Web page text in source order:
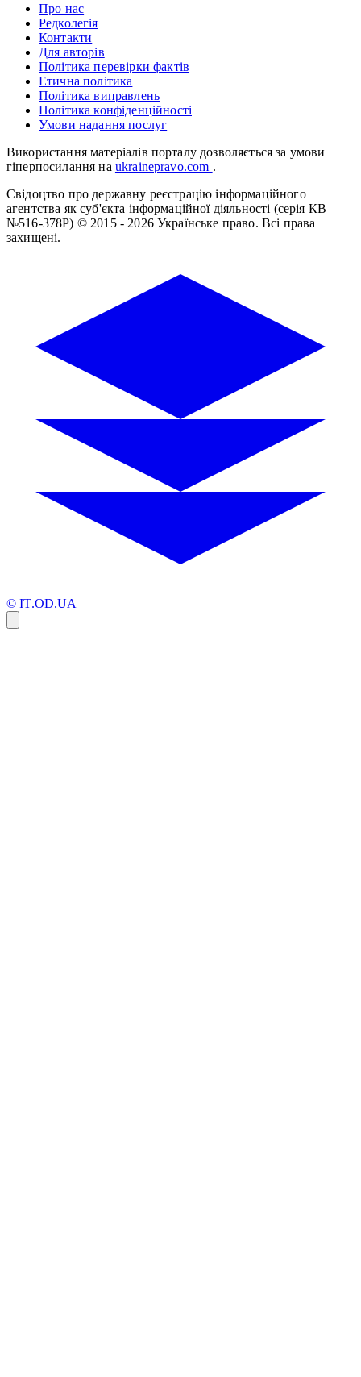
Про нас
Редколегія
Контакти
Для авторів
Політика перевірки фактів
Етична політика
Політика виправлень
Політика конфіденційності
Умови надання послуг
Використання матеріалів порталу дозволяється за умови
гіперпосилання на ukrainepravo.com .
Свідоцтво про державну реєстрацію інформаційного
агентства як суб'єкта інформаційної діяльності (серія КВ
№516-378Р) © 2015 - 2026 Українське право. Всі права
захищені.
© IT.OD.UA